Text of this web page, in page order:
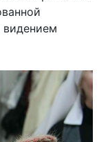
видением